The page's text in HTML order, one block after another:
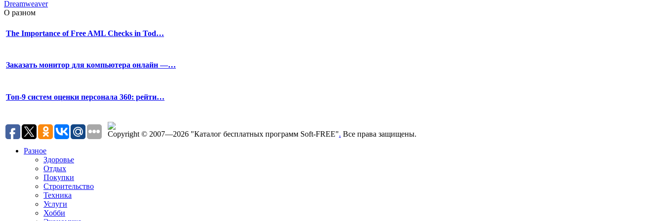
Dreamweaver
О разном
The Importance of Free AML Checks in Tod…
Заказать монитор для компьютера онлайн —…
Топ-9 систем оценки персонала 360: рейти…
Copyright © 2007—2026 "Каталог бесплатных программ Soft-FREE". Все права защищены.
Разное
Здоровье
Отдых
Покупки
Строительство
Техника
Услуги
Хобби